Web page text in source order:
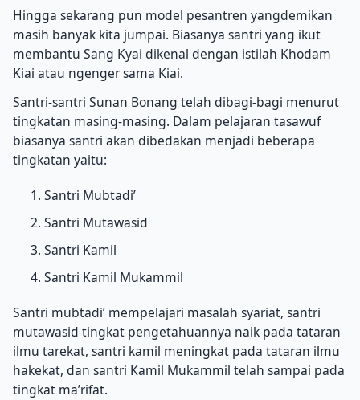
Hingga sekarang pun model pesantren yangdemikan
masih banyak kita jumpai. Biasanya santri yang ikut
membantu Sang Kyai dikenal dengan istilah Khodam
Kiai atau ngenger sama Kiai.
Santri-santri Sunan Bonang telah dibagi-bagi menurut
tingkatan masing-masing. Dalam pelajaran tasawuf
biasanya santri akan dibedakan menjadi beberapa
tingkatan yaitu:
Santri Mubtadi’
Santri Mutawasid
Santri Kamil
Santri Kamil Mukammil
Santri mubtadi’ mempelajari masalah syariat, santri
mutawasid tingkat pengetahuannya naik pada tataran
ilmu tarekat, santri kamil meningkat pada tataran ilmu
hakekat, dan santri Kamil Mukammil telah sampai pada
tingkat ma’rifat.